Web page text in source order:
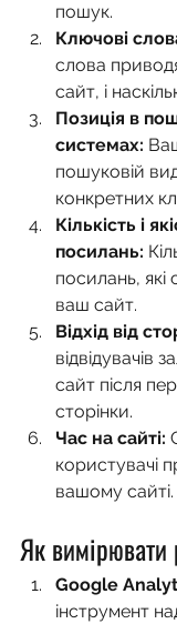
пошук.
Ключові
слова
сайт, і
Позиція в
системах:
пошуковій
конкретних
Кількість і
посилань:
посилань,
ваш сайт.
Відхід від
відвідувачів
сайт після
сторінки.
Час на сайті:
користувачі
вашому сайті.
Як вимірювати
Google
інструмент